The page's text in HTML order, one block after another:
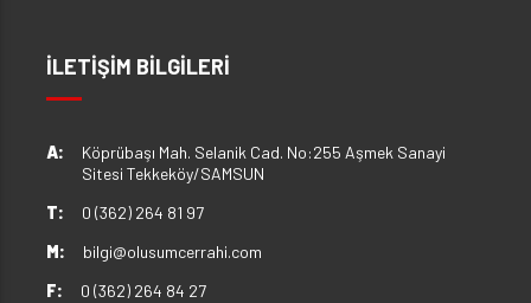
İLETİŞİM BİLGİLERİ
A:
Köprübaşı Mah. Selanik Cad. No:255 Aşmek Sanayi
Sitesi Tekkeköy/SAMSUN
T:
0 (362) 264 81 97
M:
bilgi@olusumcerrahi.com
F:
0 (362) 264 84 27